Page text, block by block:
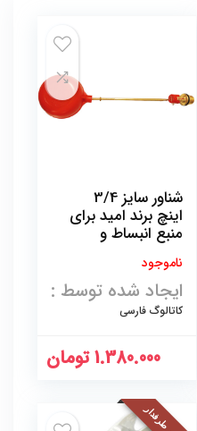
شناور سایز 3/4
اینچ برند امید برای
منبع انبساط و
تانکر ذخیره پمپ
آب به همراه توپی
پلاستیکی قرمز
ناموجود
ایجاد شده توسط :
کاتالوگ فارسی
1.380.000 تومان